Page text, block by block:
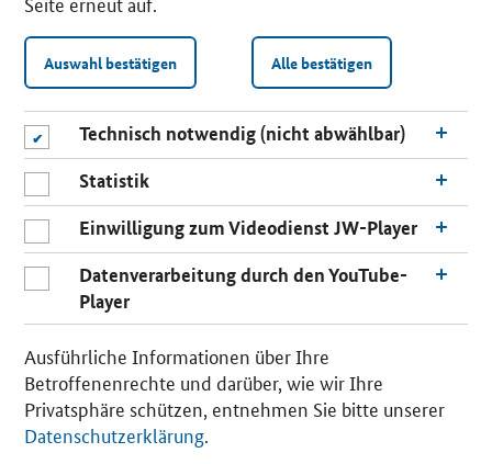
n
Auswahl bestätigen Alle bestätigen
Technisch notwendig (nicht abwählbar)
Statistik
Einwilligung zum Videodienst JW-Player
Datenverarbeitung durch den YouTube-
Player
Ausführliche Informationen über Ihre
Betroffenenrechte und darüber, wie wir Ihre
Privatsphäre schützen, entnehmen Sie bitte unserer
Datenschutzerklärung.